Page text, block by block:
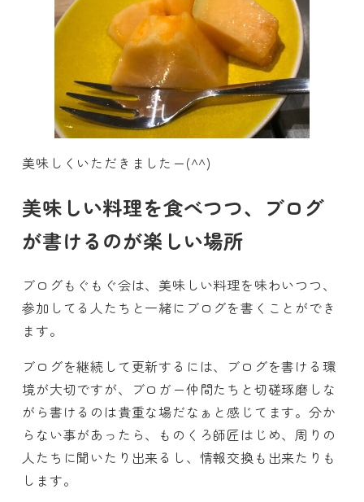
美味しくいただきましたー(^^)
美味しい料理を食べつつ、ブログ
が書けるのが楽しい場所
ブログもぐもぐ会は、美味しい料理を味わいつつ、
参加してる人たちと一緒にブログを書くことができ
ます。
ブログを継続して更新するには、ブログを書ける環
境が大切ですが、ブロガー仲間たちと切磋琢磨しな
がら書けるのは貴重な場だなぁと感じてます。分か
らない事があったら、ものくろ師匠はじめ、周りの
人たちに聞いたり出来るし、情報交換も出来たりも
します。